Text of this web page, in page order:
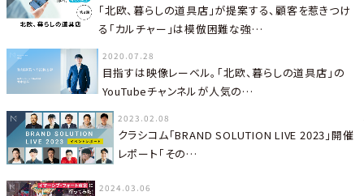
「北欧、暮らしの道具店」が提案する、顧客を惹きつけ
る「カルチャー」は模倣困難な強…
2020.07.28
目指すは映像レーベル。「北欧、暮らしの道具店」の
YouTubeチャンネルが人気の…
2023.02.08
クラシコム「BRAND SOLUTION LIVE 2023」開催
レポート「その…
2024.03.06